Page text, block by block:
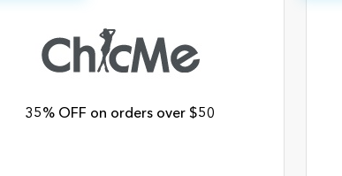
35% OFF on orders over $50